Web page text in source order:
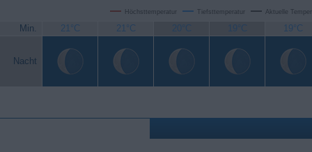
Höchsttemperatur Tiefsttemperatur Aktuelle
Min. 21°C 21°C 20°C 19°C 19°C
Nacht